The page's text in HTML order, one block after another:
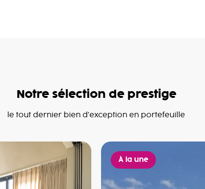
Notre sélection de prestige
le tout dernier bien d'exception en portefeuille
À la une